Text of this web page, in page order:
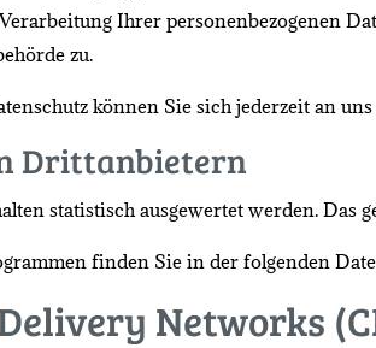
Ihrer personenbezogenen
zu.
können Sie sich jederzeit an
Dritt­anbietern
statistisch ausgewertet werden. Das
finden Sie in der folgenden
Networks